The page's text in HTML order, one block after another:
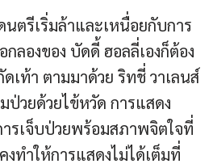
ตรีเริ่มล้าและเหนื่อยกับการ
ลองของ บัดดี้ ฮอลลี่เองก็ต้อง
เท้า ตามมาด้วย ริทชี่ วาเลนส์
ป่วยด้วยไข้หวัด การแสดง
รเจ็บป่วยพร้อมสภาพจิตใจที่
งทำให้การแสดงไม่ได้เต็มที่